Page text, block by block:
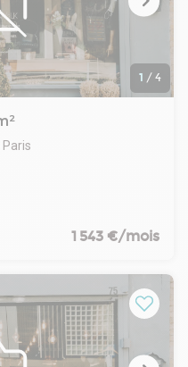
1 / 4
proximité du métro
la vitrine. Sanitaire
1 543 €/mois